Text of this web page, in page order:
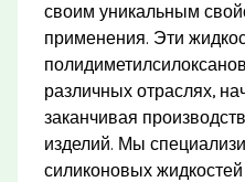
своим уникальным
применения. Эти
различных отраслях,
заканчивая
изделий. Мы
силиконовых